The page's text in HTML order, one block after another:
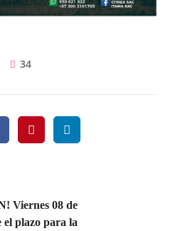
34
Viernes 08 de
el plazo para la